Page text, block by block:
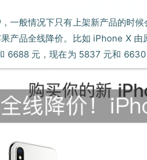
一般情况下只有上架新产品的时
产品全线降价。比如 iPhone X
6688 元，现在为 5837 元和 6630